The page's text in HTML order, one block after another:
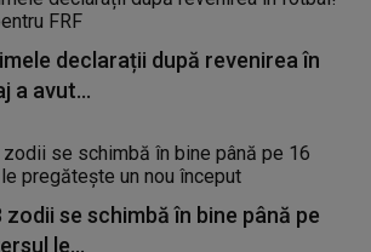
declarații după revenirea în
a avut...
se schimbă în bine până pe
le...